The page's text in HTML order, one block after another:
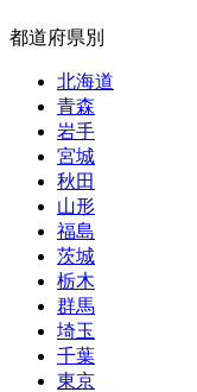
都道府県別
北海道
青森
岩手
宮城
秋田
山形
福島
茨城
栃木
群馬
埼玉
千葉
東京